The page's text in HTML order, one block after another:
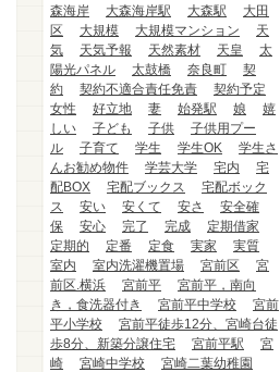
森海岸
大森海岸駅 大森駅
大田
区
大規模 大規模マンション
天
気
天気予報 天然素材 天皇
太
陽光パネル
太鼓橋 奈良町
契
約
契約不適合責任免責
契約予定
女性
好立地 妻 始発駅 娘
嬉
しい
子ども 子供
子供用プー
ル
子育て 学生 学生OK
学生さ
んお勧め物件
学芸大学 宅内
宅
配BOX
宅配ブックス
宅配ボック
ス
安い 安くて 安さ
安全確
保
安心 完了 完成
定期借家
定期的
定番 定食 実家
実質
室内
室内洗濯機置場 宮前区
宮
前区.横浜
宮前平
宮前平，南向
き，食洗器付き
宮前平中学校
宮前
平小学校
宮前平徒歩12分、宮崎台徒
歩8分、新築分譲住宅
宮前平駅
宮
崎
宮崎中学校
宮崎二葉幼稚園